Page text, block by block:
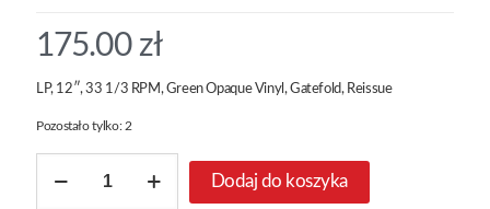
175.00 zł
LP, 12″, 33 1/3 RPM, Green Opaque Vinyl, Gatefold, Reissue
Pozostało tylko: 2
Background
Dodaj do koszyka